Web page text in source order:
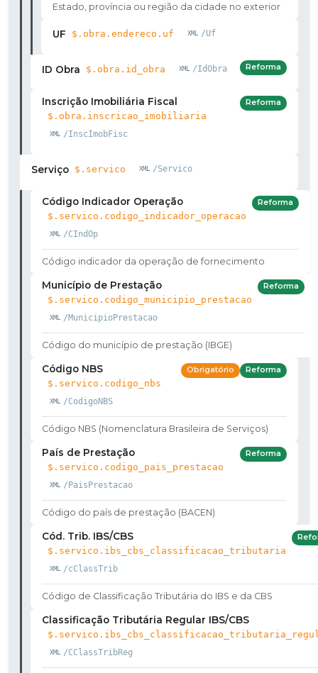
Estado, província ou região da cidade no exterior
UF $.obra.endereco.uf /Uf
ID Obra $.obra.id_obra /IdObra Reforma
Inscrição Imobiliária Fiscal
$.obra.inscricao_imobiliaria
/InscImobFisc
Reforma
Serviço $.servico /Servico
Código Indicador Operação
$.servico.codigo_indicador_operacao
/CIndOp
Reforma
Código indicador da operação de fornecimento
Município de Prestação
$.servico.codigo_municipio_prestacao
/MunicipioPrestacao
Reforma
Código do município de prestação (IBGE)
Código NBS
$.servico.codigo_nbs
/CodigoNBS
Obrigatório Reforma
Código NBS (Nomenclatura Brasileira de Serviços)
País de Prestação
$.servico.codigo_pais_prestacao
/PaisPrestacao
Reforma
Código do país de prestação (BACEN)
Cód. Trib. IBS/CBS
$.servico.ibs_cbs_classificacao_tributaria
/cClassTrib
Código de Classificação Tributária do IBS e da CBS
Classificação Tributária Regular IBS/CBS
/CClassTribReg